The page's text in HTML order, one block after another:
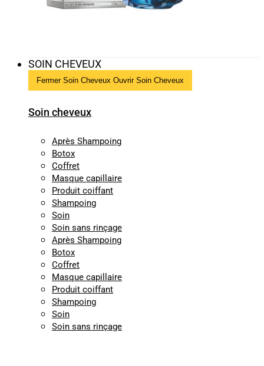
SOIN CHEVEUX
Fermer Soin Cheveux Ouvrir Soin Cheveux
Soin cheveux
Après Shampoing
Botox
Coffret
Masque capillaire
Produit coiffant
Shampoing
Soin
Soin sans rinçage
Après Shampoing
Botox
Coffret
Masque capillaire
Produit coiffant
Shampoing
Soin
Soin sans rinçage